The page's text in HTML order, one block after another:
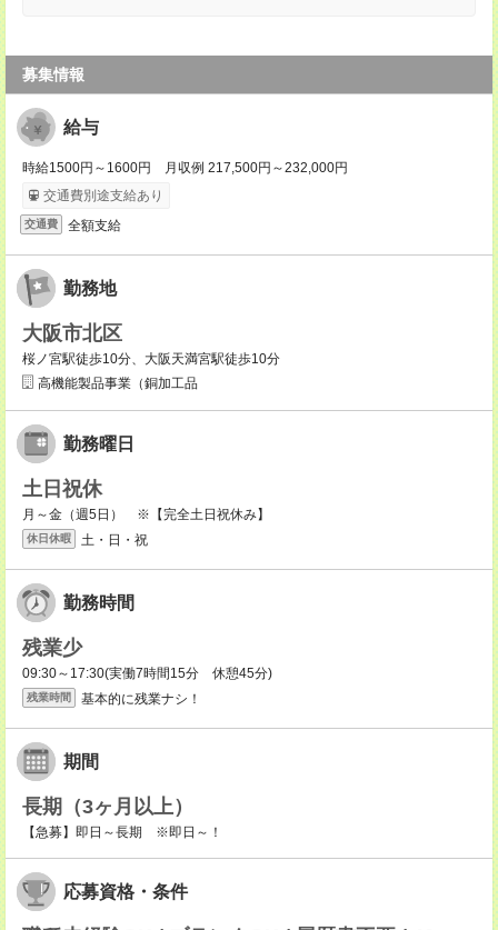
募集情報
給与
時給1500円～1600円 月収例 217,500円～232,000円
交通費別途支給あり
交通費 全額支給
勤務地
大阪市北区
桜ノ宮駅徒歩10分、大阪天満宮駅徒歩10分
高機能製品事業（銅加工品
勤務曜日
土日祝休
月～金（週5日） ※【完全土日祝休み】
休日休暇 土・日・祝
勤務時間
残業少
09:30～17:30(実働7時間15分 休憩45分)
残業時間 基本的に残業ナシ！
期間
長期（3ヶ月以上）
【急募】即日～長期 ※即日～！
応募資格・条件